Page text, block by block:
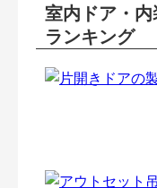
室内ドア・
ランキング